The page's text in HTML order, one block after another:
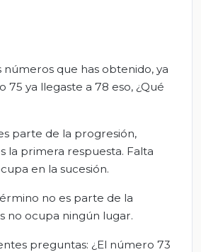
números que has obtenido, ya
75 ya llegaste a 78 eso, ¿Qué
parte de la progresión,
la primera respuesta. Falta
en la sucesión.
no es parte de la
no ocupa ningún lugar.
preguntas: ¿El número 73